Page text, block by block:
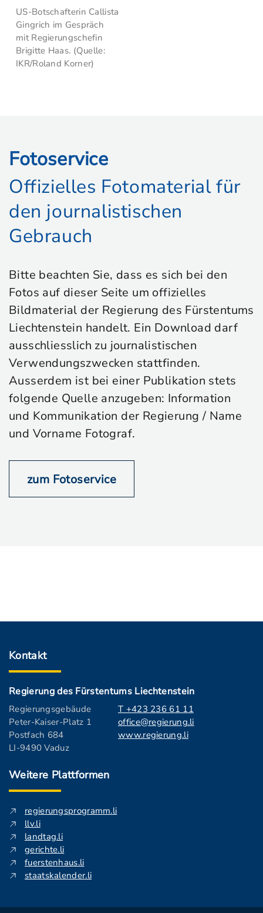
US-Botschafterin Callista
Gingrich im Gespräch
mit Regierungschefin
Brigitte Haas. (Quelle:
IKR/Roland Korner)
Fotoservice
Offizielles Fotomaterial für
den journalistischen
Gebrauch
Bitte beachten Sie, dass es sich bei den
Fotos auf dieser Seite um offizielles
Bildmaterial der Regierung des Fürstentums
Liechtenstein handelt. Ein Download darf
ausschliesslich zu journalistischen
Verwendungszwecken stattfinden.
Ausserdem ist bei einer Publikation stets
folgende Quelle anzugeben: Information
und Kommunikation der Regierung / Name
und Vorname Fotograf.
zum Fotoservice
Kontakt
Regierung des Fürstentums Liechtenstein
Regierungsgebäude
Peter-Kaiser-Platz 1
Postfach 684
LI-9490 Vaduz
T +423 236 61 11
office@regierung.li
www.regierung.li
Weitere Plattformen
regierungsprogramm.li
llv.li
landtag.li
gerichte.li
fuerstenhaus.li
staatskalender.li